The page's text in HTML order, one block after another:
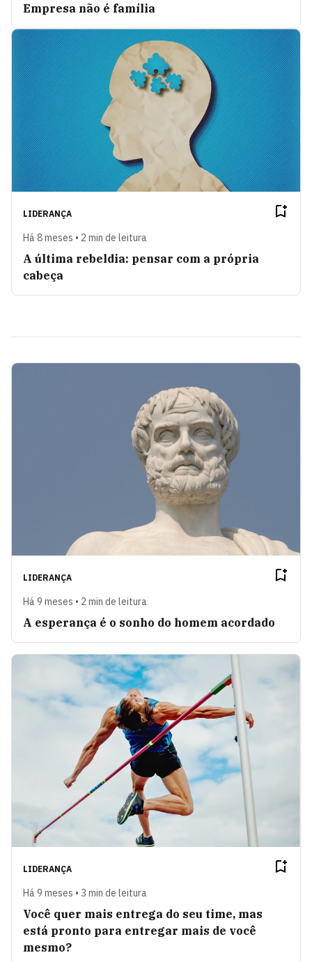
Empresa não é família
LIDERANÇA
Há 8 meses • 2 min de leitura
A última rebeldia: pensar com a própria
cabeça
LIDERANÇA
Há 9 meses • 2 min de leitura
A esperança é o sonho do homem acordado
LIDERANÇA
Há 9 meses • 3 min de leitura
Você quer mais entrega do seu time, mas
está pronto para entregar mais de você
mesmo?